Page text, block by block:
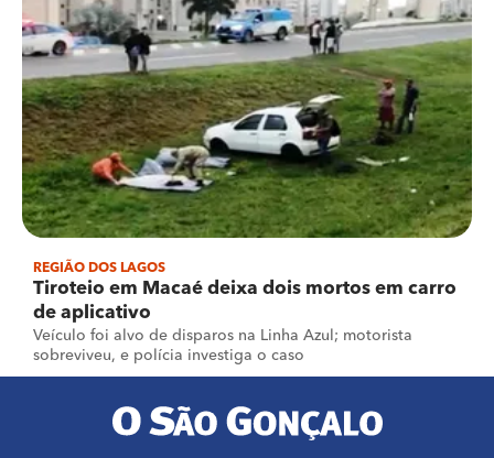
REGIÃO DOS LAGOS
Tiroteio em Macaé deixa dois mortos em carro
de aplicativo
Veículo foi alvo de disparos na Linha Azul; motorista
sobreviveu, e polícia investiga o caso